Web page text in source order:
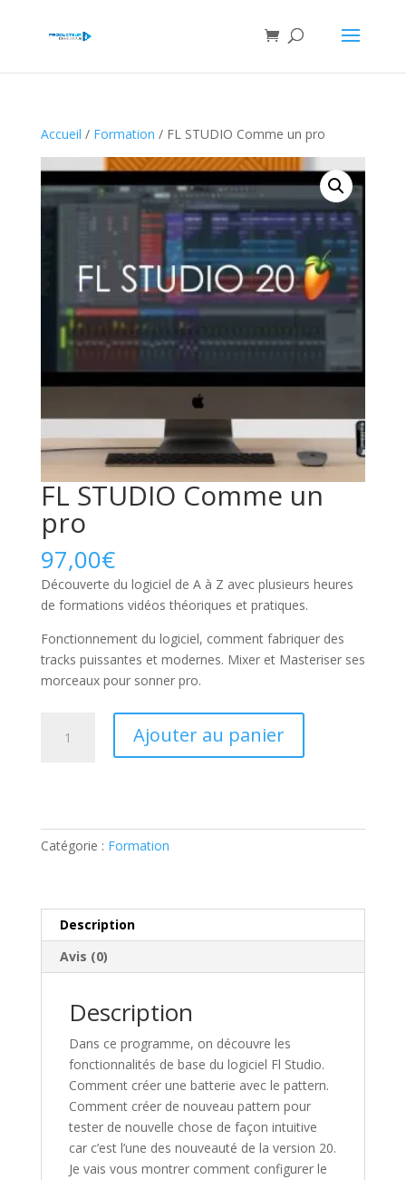
Accueil / Formation / FL STUDIO Comme un pro
FL STUDIO Comme un
pro
97,00€
Découverte du logiciel de A à Z avec plusieurs heures
de formations vidéos théoriques et pratiques.
Fonctionnement du logiciel, comment fabriquer des
tracks puissantes et modernes. Mixer et Masteriser ses
morceaux pour sonner pro.
un
pro
Ajouter au panier
Catégorie : Formation
Description
Avis (0)
Description
Dans ce programme, on découvre les
fonctionnalités de base du logiciel Fl Studio.
Comment créer une batterie avec le pattern.
Comment créer de nouveau pattern pour
tester de nouvelle chose de façon intuitive
car c’est l’une des nouveauté de la version 20.
Je vais vous montrer comment configurer le